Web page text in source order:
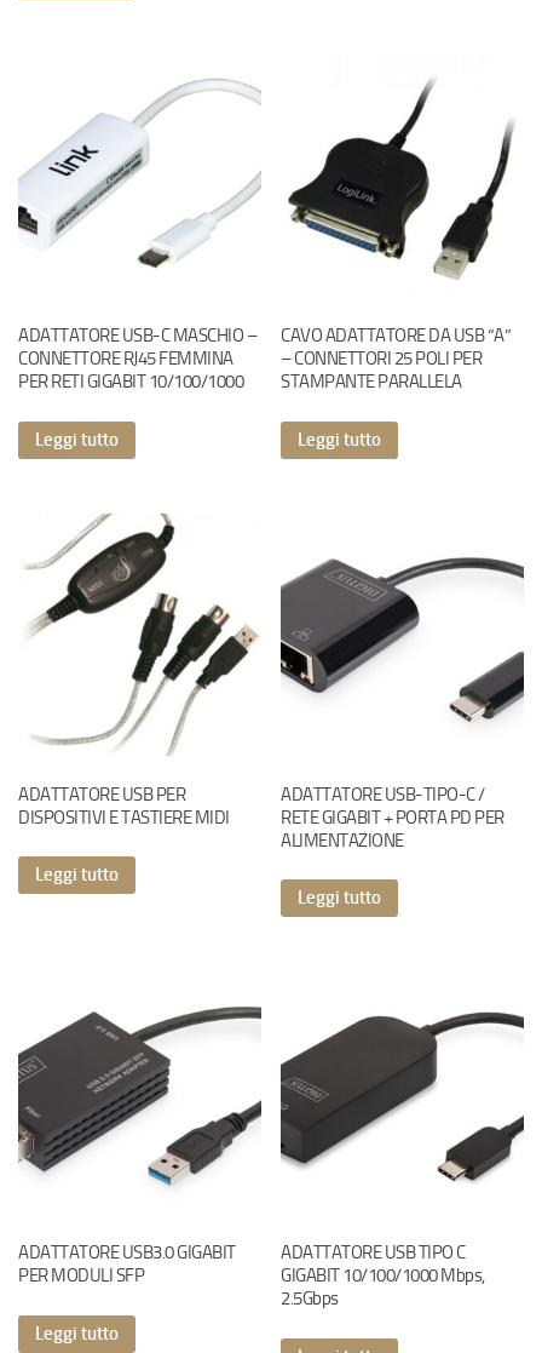
ADATTATORE USB-C MASCHIO –
CONNETTORE RJ45 FEMMINA
PER RETI GIGABIT 10/100/1000
Leggi tutto
CAVO ADATTATORE DA USB “A”
– CONNETTORI 25 POLI PER
STAMPANTE PARALLELA
Leggi tutto
ADATTATORE USB PER
DISPOSITIVI E TASTIERE MIDI
Leggi tutto
ADATTATORE USB-TIPO-C /
RETE GIGABIT + PORTA PD PER
ALIMENTAZIONE
Leggi tutto
ADATTATORE USB3.0 GIGABIT
PER MODULI SFP
Leggi tutto
ADATTATORE USB TIPO C
GIGABIT 10/100/1000 Mbps,
2.5Gbps